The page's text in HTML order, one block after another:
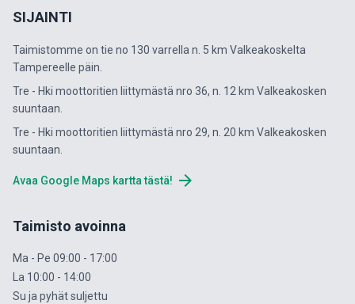
SIJAINTI
Taimistomme on tie no 130 varrella n. 5 km Valkeakoskelta
Tampereelle päin.
Tre - Hki moottoritien liittymästä nro 36, n. 12 km Valkeakosken
suuntaan.
Tre - Hki moottoritien liittymästä nro 29, n. 20 km Valkeakosken
suuntaan.
Avaa Google Maps kartta tästä! arrow_forward
Taimisto avoinna
Ma - Pe 09:00 - 17:00
La 10:00 - 14:00
Su ja pyhät suljettu